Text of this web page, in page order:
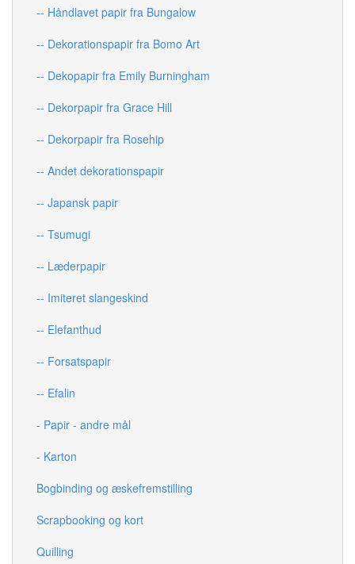
-- Håndlavet papir fra Bungalow
-- Dekorationspapir fra Bomo Art
-- Dekopapir fra Emily Burningham
-- Dekorpapir fra Grace Hill
-- Dekorpapir fra Rosehip
-- Andet dekorationspapir
-- Japansk papir
-- Tsumugi
-- Læderpapir
-- Imiteret slangeskind
-- Elefanthud
-- Forsatspapir
-- Efalin
- Papir - andre mål
- Karton
Bogbinding og æskefremstilling
Scrapbooking og kort
Quilling